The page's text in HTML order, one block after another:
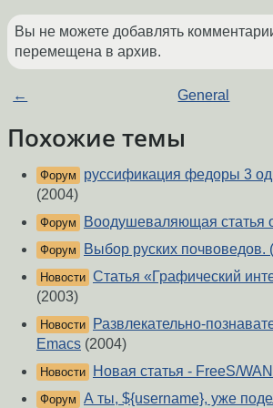
Вы не можете добавлять
перемещена в архив.
← General
Похожие темы
Форум
руссификация федоры 3
(2004)
Форум Воодушеваляющая статья
Форум Выбор руских почвоведов.
Новости Статья «Графический
(2003)
Новости
Развлекательно-
Emacs (2004)
Новости Новая статья - FreeS/
Форум А ты, ${username}, уже